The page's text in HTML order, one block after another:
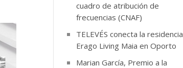
cuadro de atribución de
frecuencias (CNAF)
TELEVÉS conecta la residencia
Erago Living Maia en Oporto
Marian García, Premio a la